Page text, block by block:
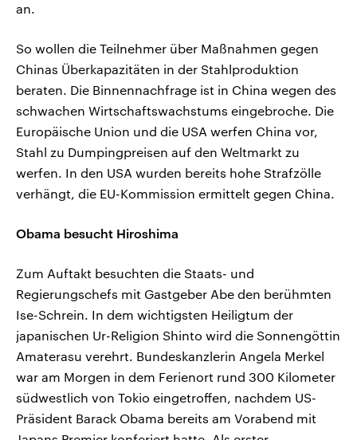
an.
So wollen die Teilnehmer über Maßnahmen gegen
Chinas Überkapazitäten in der Stahlproduktion
beraten. Die Binnennachfrage ist in China wegen des
schwachen Wirtschaftswachstums eingebroche. Die
Europäische Union und die USA werfen China vor,
Stahl zu Dumpingpreisen auf den Weltmarkt zu
werfen. In den USA wurden bereits hohe Strafzölle
verhängt, die EU-Kommission ermittelt gegen China.
Obama besucht Hiroshima
Zum Auftakt besuchten die Staats- und
Regierungschefs mit Gastgeber Abe den berühmten
Ise-Schrein. In dem wichtigsten Heiligtum der
japanischen Ur-Religion Shinto wird die Sonnengöttin
Amaterasu verehrt. Bundeskanzlerin Angela Merkel
war am Morgen in dem Ferienort rund 300 Kilometer
südwestlich von Tokio eingetroffen, nachdem US-
Präsident Barack Obama bereits am Vorabend mit